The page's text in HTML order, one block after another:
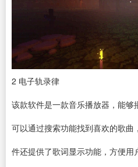
2 电子轨录律
该款软件是一款音乐播放器 ，能
可以通过搜索功能找到喜欢的歌
件还提供了歌词显示功能，方便